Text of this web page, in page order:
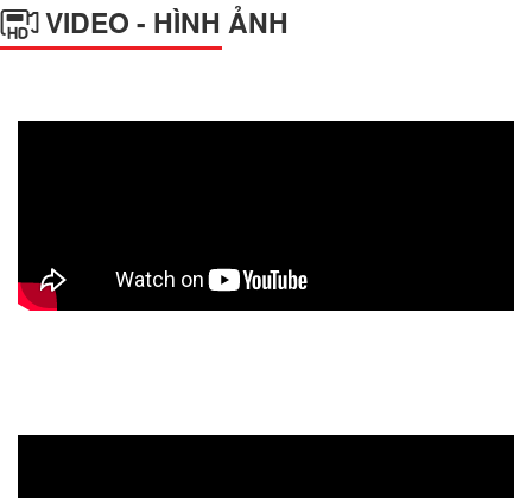
VIDEO - HÌNH ẢNH